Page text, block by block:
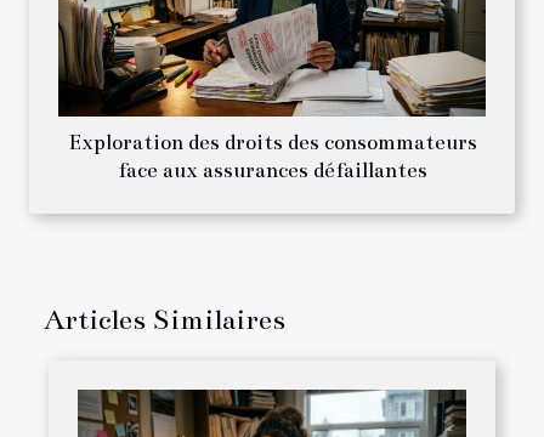
Exploration des droits des consommateurs
face aux assurances défaillantes
Articles Similaires